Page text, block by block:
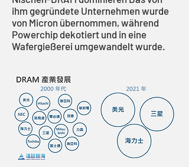
ihm gegründete Unternehmen wurde
von Micron übernommen, während
Powerchip dekotiert und in eine
Wafergießerei umgewandelt wurde.